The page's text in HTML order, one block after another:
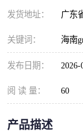
发货地址： 广东
关键词： 海南
发布日期： 2026-
阅 读 量： 60
产品描述